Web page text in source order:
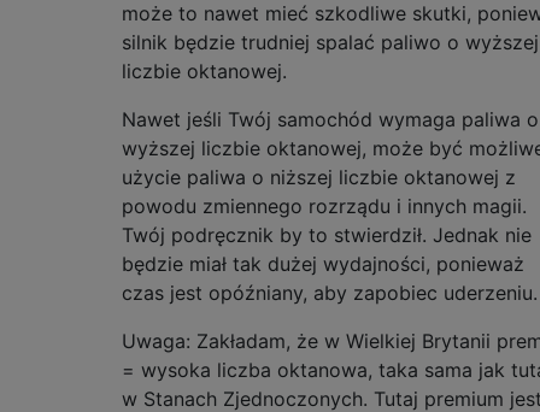
może to nawet mieć szkodliwe skutki,
silnik będzie trudniej spalać paliwo o wyższej
liczbie oktanowej.
Nawet jeśli Twój samochód wymaga paliwa o
wyższej liczbie oktanowej, może być
użycie paliwa o niższej liczbie oktanowej z
powodu zmiennego rozrządu i innych magii.
Twój podręcznik by to stwierdził. Jednak nie
będzie miał tak dużej wydajności, ponieważ
czas jest opóźniany, aby zapobiec uderzeniu.
Uwaga: Zakładam, że w Wielkiej Brytanii
= wysoka liczba oktanowa, taka sama jak
w Stanach Zjednoczonych. Tutaj premium